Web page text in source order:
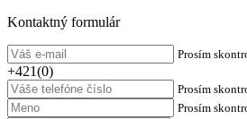
Kontaktný formulár
Prosím
+421(0)
Prosím
Prosím